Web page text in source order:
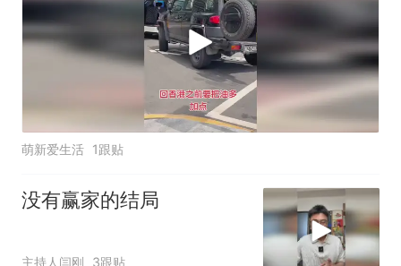
萌新爱生活 1跟贴
没有赢家的结局
主持人闫刚 3跟贴